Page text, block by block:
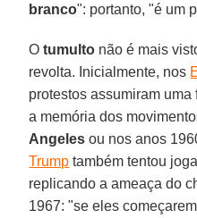
branco": portanto, "é um
Otumulto não é mais
revolta. Inicialmente, nos
protestos assumiram
a memória dos
Angeles ou nos anos
Trump também tentou
replicando a ameaça do
1967: "se eles